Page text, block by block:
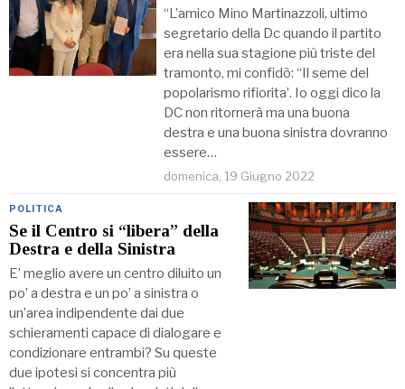
“L’amico Mino Martinazzoli, ultimo
segretario della Dc quando il partito
era nella sua stagione più triste del
tramonto, mi confidò: “Il seme del
popolarismo rifiorita’. Io oggi dico la
DC non ritornerà ma una buona
destra e una buona sinistra dovranno
essere…
domenica, 19 Giugno 2022
POLITICA
Se il Centro si “libera” della
Destra e della Sinistra
E’ meglio avere un centro diluito un
po’ a destra e un po’ a sinistra o
un’area indipendente dai due
schieramenti capace di dialogare e
condizionare entrambi? Su queste
due ipotesi si concentra più